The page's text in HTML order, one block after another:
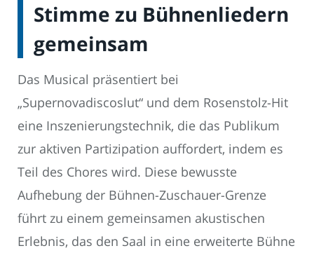
Stimme zu Bühnenliedern
gemeinsam
Das Musical präsentiert bei
„Supernovadiscoslut“ und dem Rosenstolz-Hit
eine Inszenierungstechnik, die das Publikum
zur aktiven Partizipation auffordert, indem es
Teil des Chores wird. Diese bewusste
Aufhebung der Bühnen-Zuschauer-Grenze
führt zu einem gemeinsamen akustischen
Erlebnis, das den Saal in eine erweiterte Bühne